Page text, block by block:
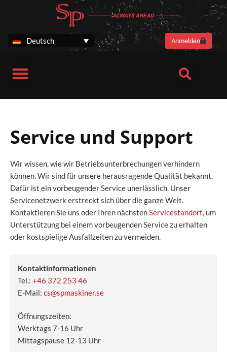
Deutsch
Anmelden
Service und Support
Wir wissen, wie wir Betriebsunterbrechungen verhindern
können. Wir sind für unsere herausragende Qualität bekannt.
Dafür ist ein vorbeugender Service unerlässlich. Unser
Servicenetzwerk erstreckt sich über die ganze Welt.
Kontaktieren Sie uns oder Ihren nächstenServicestandort, um
Unterstützung bei einem vorbeugenden Service zu erhalten
oder kostspielige Ausfallzeiten zu vermeiden.
Kontaktinformationen
Tel.: +46 372 253 46
E-Mail: cs@spmaskiner.se
Öffnungszeiten:
Werktags 7-16 Uhr
Mittagspause 12-13 Uhr